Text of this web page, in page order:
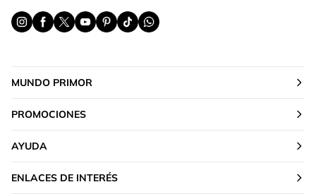
MUNDO PRIMOR
PROMOCIONES
AYUDA
ENLACES DE INTERÉS